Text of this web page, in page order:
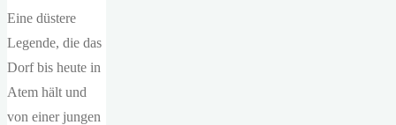
Eine düstere
Legende, die das
Dorf bis heute in
Atem hält und
von einer jungen